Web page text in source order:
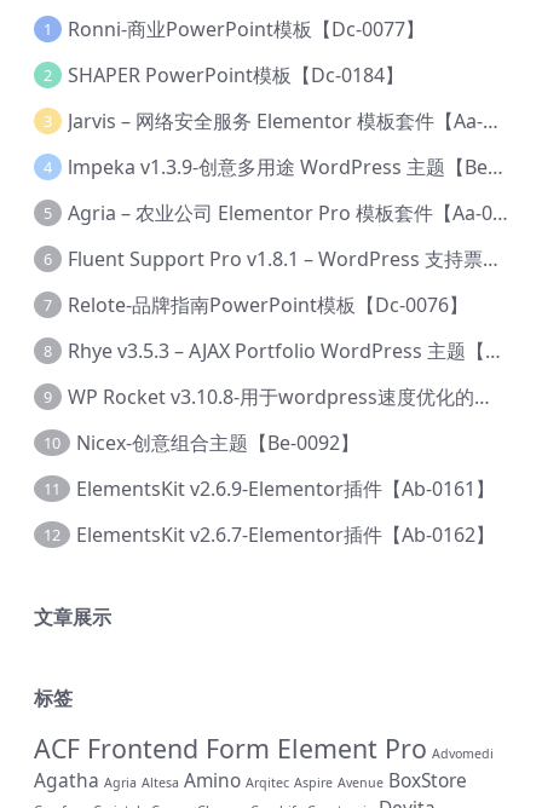
1 Ronni-商业PowerPoint模板【Dc-0077】
2 SHAPER PowerPoint模板【Dc-0184】
3 Jarvis – 网络安全服务 Elementor 模板套件【Aa-0035】
4 lmpeka v1.3.9-创意多用途 WordPress 主题【Be-0064】
5 Agria – 农业公司 Elementor Pro 模板套件【Aa-0003】
6 Fluent Support Pro v1.8.1 – WordPress 支持票务系统【Cc-0041】
7 Relote-品牌指南PowerPoint模板【Dc-0076】
8 Rhye v3.5.3 – AJAX Portfolio WordPress 主题【Bi-0049】
9 WP Rocket v3.10.8-用于wordpress速度优化的缓存加速插件【Cd-0019】
10 Nicex-创意组合主题【Be-0092】
11 ElementsKit v2.6.9-Elementor插件【Ab-0161】
12 ElementsKit v2.6.7-Elementor插件【Ab-0162】
文章展示
标签
ACF Frontend Form Element Pro Advomedi
Agatha Agria Altesa Amino Arqitec Aspire Avenue BoxStore